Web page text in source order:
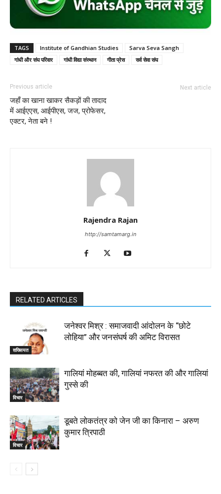
TAGS Institute of Gandhian Studies
Sarva Seva Sangh
गांधी और संघ परिवार
गांधी विद्या संस्थान गीता प्रेस सर्व सेवा संघ
Previous article
जहाँ का खाना खाकर सैकड़ों की तादाद
में आईएएस, आईपीएस, जज, प्रोफेसर,
एक्टर, नेता बने !
Next article
Rajendra Rajan
http://samtamarg.in
RELATED ARTICLES
शख्सियत
जनेश्वर मिश्र : समाजवादी आंदोलन के “छोटे
लोहिया” और जनसंघर्ष की अमिट विरासत
विचार
गालियां मोहब्बत की, गालियां नफरत की और गालियां
गुस्से की
विचार
डूबते लोकतंत्र को जेन जी का किनारा – अरुण
कुमार त्रिपाठी